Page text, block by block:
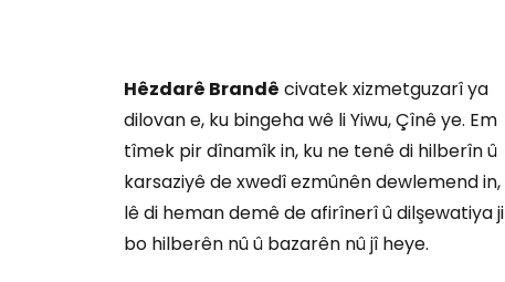
Hêzdarê Brandê civatek xizmetguzarî ya
dilovan e, ku bingeha wê li Yiwu, Çînê ye. Em
tîmek pir dînamîk in, ku ne tenê di hilberîn û
karsaziyê de xwedî ezmûnên dewlemend in,
lê di heman demê de afirînerî û dilşewatiya ji
bo hilberên nû û bazarên nû jî heye.